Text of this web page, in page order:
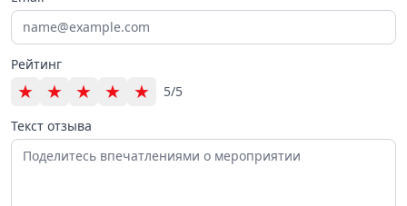
Рейтинг
★ ★ ★ ★ ★
5/5
Текст отзыва